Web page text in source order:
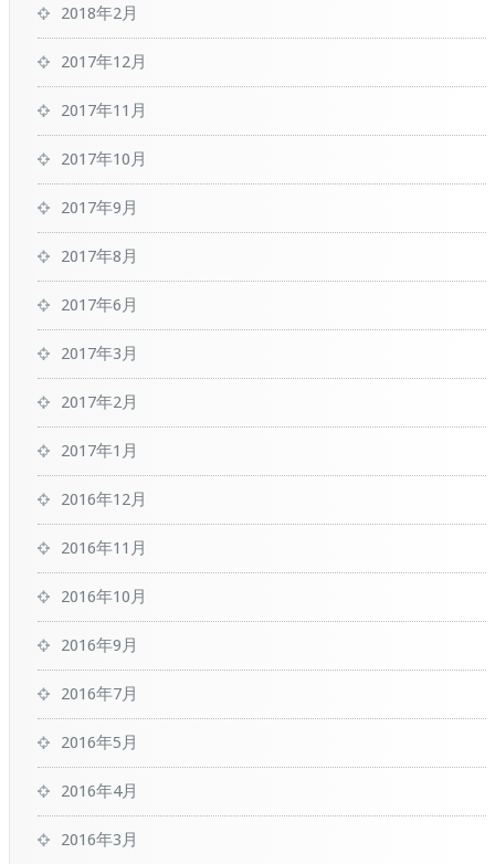
2018年2月
2017年12月
2017年11月
2017年10月
2017年9月
2017年8月
2017年6月
2017年3月
2017年2月
2017年1月
2016年12月
2016年11月
2016年10月
2016年9月
2016年7月
2016年5月
2016年4月
2016年3月